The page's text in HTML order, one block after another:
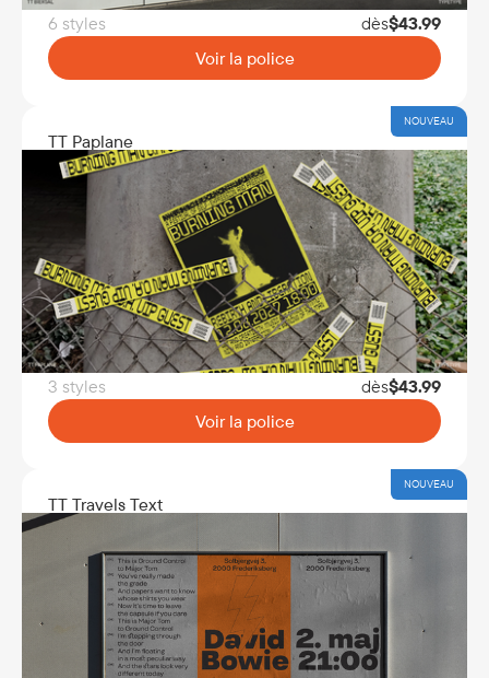
6 styles dès$43.99
Voir la police
NOUVEAU
TT Paplane
3 styles dès$43.99
Voir la police
NOUVEAU
TT Travels Text